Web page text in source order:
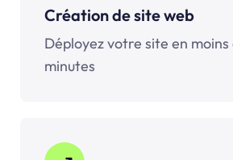
Création de site web
Déployez votre site en moins
minutes